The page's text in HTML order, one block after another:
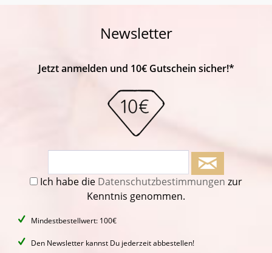
Newsletter
Jetzt anmelden und 10€ Gutschein sicher!*
Ich habe die Datenschutzbestimmungen zur
Kenntnis genommen.
Mindestbestellwert: 100€
Den Newsletter kannst Du jederzeit abbestellen!